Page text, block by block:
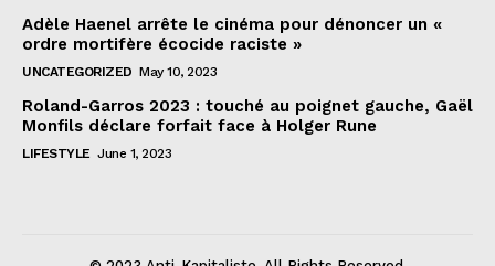
Adèle Haenel arrête le cinéma pour dénoncer un «
ordre mortifère écocide raciste »
UNCATEGORIZED May 10, 2023
Roland-Garros 2023 : touché au poignet gauche, Gaël
Monfils déclare forfait face à Holger Rune
LIFESTYLE June 1, 2023